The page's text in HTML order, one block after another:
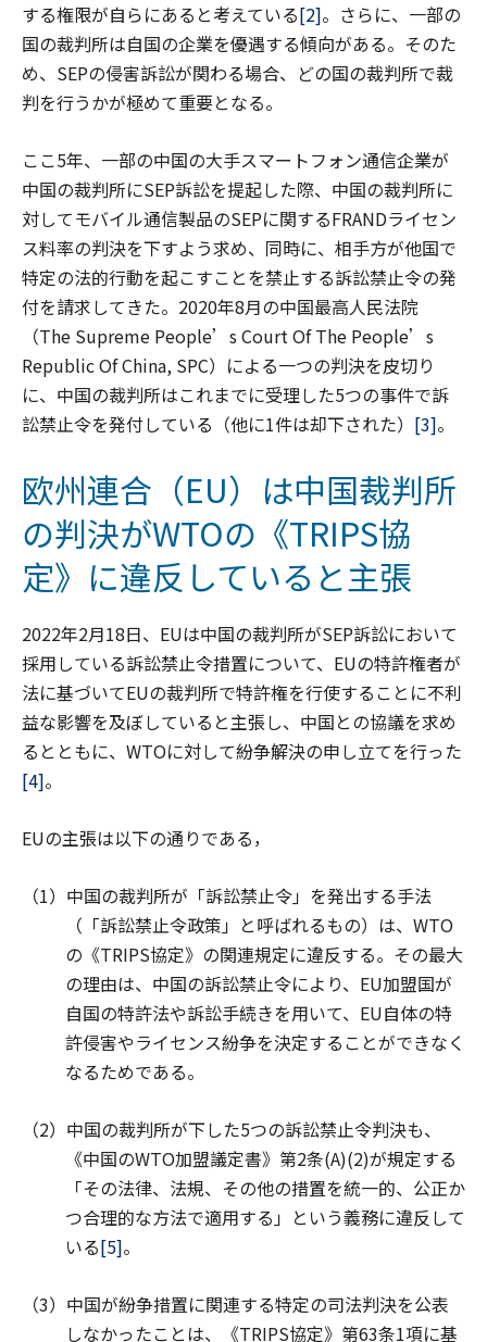
する権限が自らにあると考えている[2]。さらに、一部の
国の裁判所は自国の企業を優遇する傾向がある。そのた
め、SEPの侵害訴訟が関わる場合、どの国の裁判所で裁
判を行うかが極めて重要となる。
ここ5年、一部の中国の大手スマートフォン通信企業が
中国の裁判所にSEP訴訟を提起した際、中国の裁判所に
対してモバイル通信製品のSEPに関するFRANDライセン
ス料率の判決を下すよう求め、同時に、相手方が他国で
特定の法的行動を起こすことを禁止する訴訟禁止令の発
付を請求してきた。2020年8月の中国最高人民法院
（The Supreme People’s Court Of The People’s
Republic Of China, SPC）による一つの判決を皮切り
に、中国の裁判所はこれまでに受理した5つの事件で訴
訟禁止令を発付している（他に1件は却下された） [3]。
欧州連合（EU）は中国裁判所
の判決がWTOの《TRIPS協
定》に違反していると主張
2022年2月18日、EUは中国の裁判所がSEP訴訟において
採用している訴訟禁止令措置について、EUの特許権者が
法に基づいてEUの裁判所で特許権を行使することに不利
益な影響を及ぼしていると主張し、中国との協議を求め
るとともに、WTOに対して紛争解決の申し立てを行った
[4]。
EUの主張は以下の通りである，
（1）中国の裁判所が「訴訟禁止令」を発出する手法
（「訴訟禁止令政策」と呼ばれるもの）は、WTO
の《TRIPS協定》の関連規定に違反する。その最大
の理由は、中国の訴訟禁止令により、EU加盟国が
自国の特許法や訴訟手続きを用いて、EU自体の特
許侵害やライセンス紛争を決定することができなく
なるためである。
（2）中国の裁判所が下した5つの訴訟禁止令判決も、
《中国のWTO加盟議定書》第2条(A)(2)が規定する
「その法律、法規、その他の措置を統一的、公正か
つ合理的な方法で適用する」という義務に違反して
いる[5]。
（3）中国が紛争措置に関連する特定の司法判決を公表
しなかったことは、《TRIPS協定》第63条1項に基